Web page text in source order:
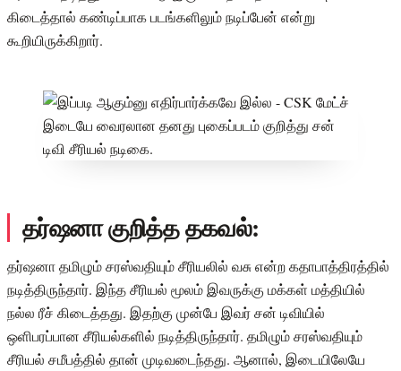
கிடைத்தால் கண்டிப்பாக படங்களிலும் நடிப்பேன் என்று
கூறியிருக்கிறார்.
தர்ஷனா குறித்த தகவல்:
தர்ஷனா தமிழும் சரஸ்வதியும் சீரியலில் வசு என்ற கதாபாத்திரத்தில்
நடித்திருந்தார். இந்த சீரியல் மூலம் இவருக்கு மக்கள் மத்தியில்
நல்ல ரீச் கிடைத்தது. இதற்கு முன்பே இவர் சன் டிவியில்
ஒளிபரப்பான சீரியல்களில் நடித்திருந்தார். தமிழும் சரஸ்வதியும்
சீரியல் சமீபத்தில் தான் முடிவடைந்தது. ஆனால், இடையிலேயே